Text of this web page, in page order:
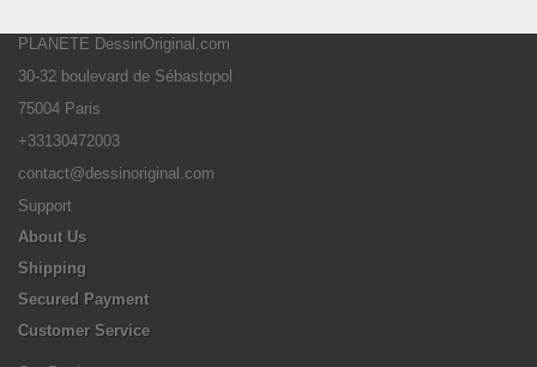
PLANETE DessinOriginal.com
30-32 boulevard de Sébastopol
75004 Paris
+33130472003
contact@dessinoriginal.com
Support
About Us
Shipping
Secured Payment
Customer Service